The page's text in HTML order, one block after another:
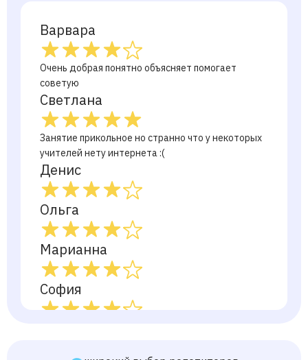
Варвара
Очень добрая понятно объясняет помогает
советую
Светлана
Занятие прикольное но странно что у некоторых
учителей нету интернета :(
Денис
Ольга
Марианна
София